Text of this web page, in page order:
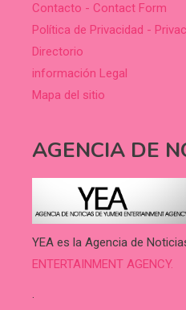
Contacto - Contact Form
Política de Privacidad -
Directorio
información Legal
Mapa del sitio
AGENCIA DE
YEA es la Agencia de
ENTERTAINMENT AGENCY.
.